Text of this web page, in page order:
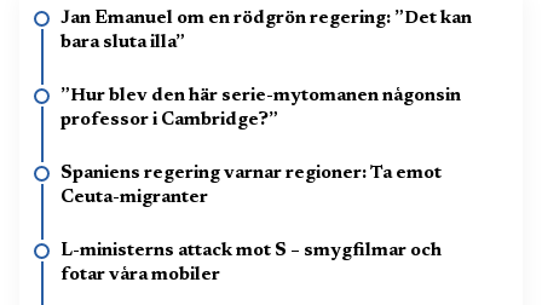
Jan Emanuel om en rödgrön regering: ”Det kan
bara sluta illa”
”Hur blev den här serie-mytomanen någonsin
professor i Cambridge?”
Spaniens regering varnar regioner: Ta emot
Ceuta-migranter
L-ministerns attack mot S – smygfilmar och
fotar våra mobiler